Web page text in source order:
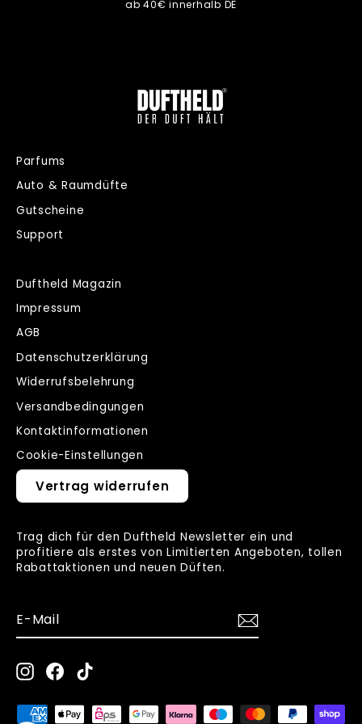
ab 40€ innerhalb DE
Parfums
Auto & Raumdüfte
Gutscheine
Support
Duftheld Magazin
Impressum
AGB
Datenschutzerklärung
Widerrufsbelehrung
Versandbedingungen
Kontaktinformationen
Cookie-Einstellungen
Vertrag widerrufen
Trag dich für den Duftheld Newsletter ein und
profitiere als erstes von Limitierten Angeboten, tollen
Rabattaktionen und neuen Düften.
MAIL
Instagram
Facebook